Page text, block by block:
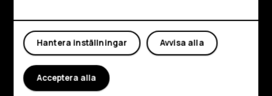
Planet and people
Kundservice
FacebookInstagram
TiktokYoutube
Avvisa alla
Hantera inställningar
Acceptera alla